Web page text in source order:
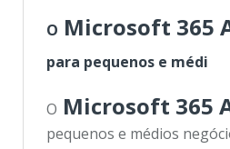
O Microsoft 365
para pequenos e médi
O Microsoft 365
pequenos e médios